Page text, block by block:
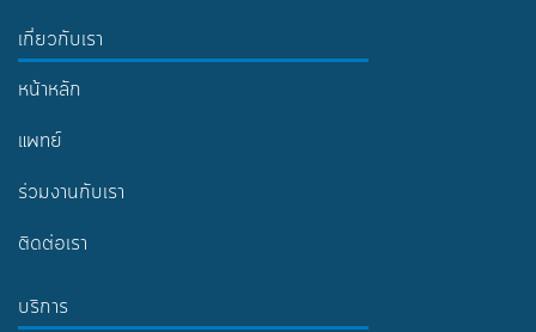
เกี่ยวกับเรา
หน้าหลัก
แพทย์
ร่วมงานกับเรา
ติดต่อเรา
บริการ